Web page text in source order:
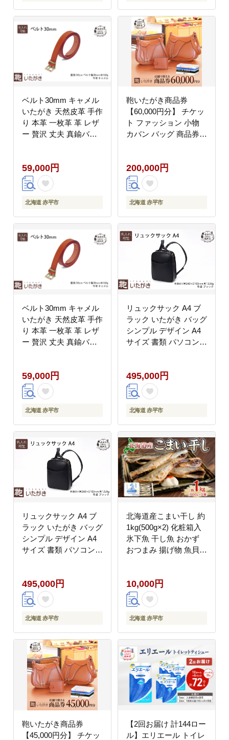
ベルト30mm キャメル
いたがき 天然皮革 手作
り 本革 一枚革 革 レザ
ー 贅沢 丈夫 真鍮バッ
北海道 赤平 名入れ有
59,000円
北海道 赤平市
鞄いたがき商品券
【60,000円分】 チケッ
ト ファッション 小物
カバン バッグ 商品券
人が心を込めて手作り
なめしの革 いたがき
200,000円
北海道 赤平市
ベルト30mm キャメル
いたがき 天然皮革 手作
り 本革 一枚革 革 レザ
ー 贅沢 丈夫 真鍮バッ
北海道 赤平 名入れ無
59,000円
北海道 赤平市
リュックサック A4 ブ
ラック いたがき バッグ
シンプル デザイン A4
サイズ 書類 パソコン
北海道 赤平 名入れ有
495,000円
北海道 赤平市
リュックサック A4 ブ
ラック いたがき バッグ
シンプル デザイン A4
サイズ 書類 パソコン
北海道 赤平 名入れ無
495,000円
北海道 赤平市
北海道産こまい干し 約
1kg(500g×2) 化粧箱入
氷下魚 干し魚 おかず
おつまみ 揚げ物 魚貝類
10,000円
北海道 赤平市
鞄いたがき商品券
【45,000円分】 チケッ
【2回お届け 計144ロー
ル】エリエール トイレ